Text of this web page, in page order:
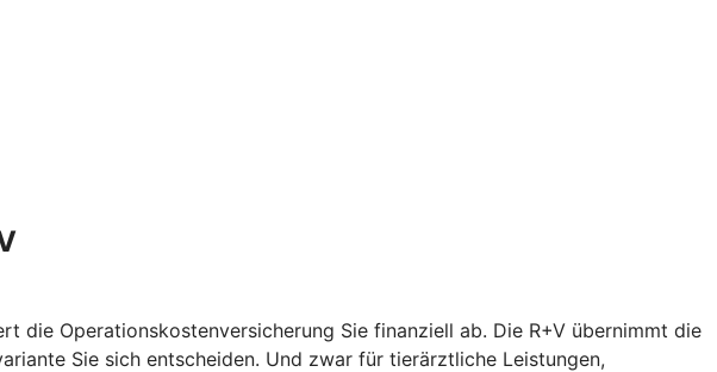
die Operationskostenversicherung Sie finanziell ab. Die R+V übernimmt die
Sie sich entscheiden. Und zwar für tierärztliche Leistungen,